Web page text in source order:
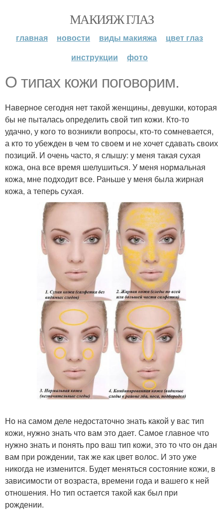
МАКИЯЖ ГЛАЗ
главная новости виды макияжа
цвет глаз
инструкции
фото
О типах кожи поговорим.
Наверное сегодня нет такой женщины, девушки, которая
бы не пыталась определить свой тип кожи. Кто-то
удачно, у кого то возникли вопросы, кто-то сомневается,
а кто то убежден в чем то своем и не хочет сдавать своих
позиций. И очень часто, я слышу: у меня такая сухая
кожа, она все время шелушиться. У меня нормальная
кожа, мне подходит все. Раньше у меня была жирная
кожа, а теперь сухая.
Но на самом деле недостаточно знать какой у вас тип
кожи, нужно знать что вам это дает. Самое главное что
нужно знать и понять про ваш тип кожи, это то что он дан
вам при рождении, так же как цвет волос. И это уже
никогда не изменится. Будет меняться состояние кожи, в
зависимости от возраста, времени года и вашего к ней
отношения. Но тип остается такой как был при
рождении.